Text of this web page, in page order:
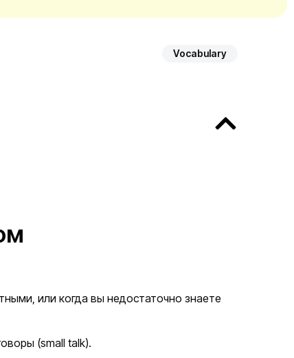
Vocabulary
или когда вы недостаточно знаете
(small talk).